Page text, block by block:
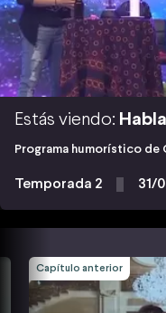
Estás viendo:
Programa humorístico de
Temporada 2 31/
Capítulo anterior